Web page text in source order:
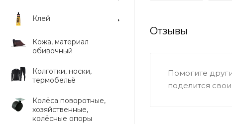
Клей
Кожа, материал
обивочный
Колготки, носки,
термобельё
Колёса поворотные,
хозяйственные,
колёсные опоры
Отзывы
Помогите
поделится